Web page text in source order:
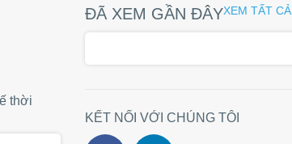
thời
ĐÃ XEM GẦN ĐÂYXEM TẤT CẢ
KẾT NỐI VỚI CHÚNG TÔI